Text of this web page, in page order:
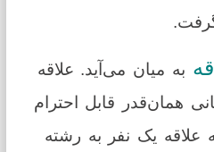
به میان می‌آید. علاقه
همان‌قدر قابل احترام
یک‌ نفر به رشته